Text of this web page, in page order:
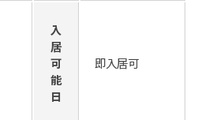
入
居
可
能
日
即入居可